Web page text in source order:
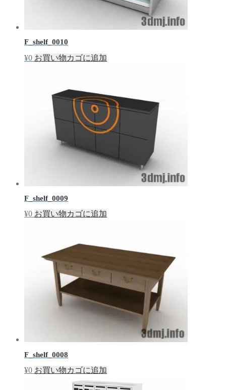
F_shelf_0010
¥0 お買い物カゴに追加
F_shelf_0009
¥0 お買い物カゴに追加
F_shelf_0008
¥0 お買い物カゴに追加